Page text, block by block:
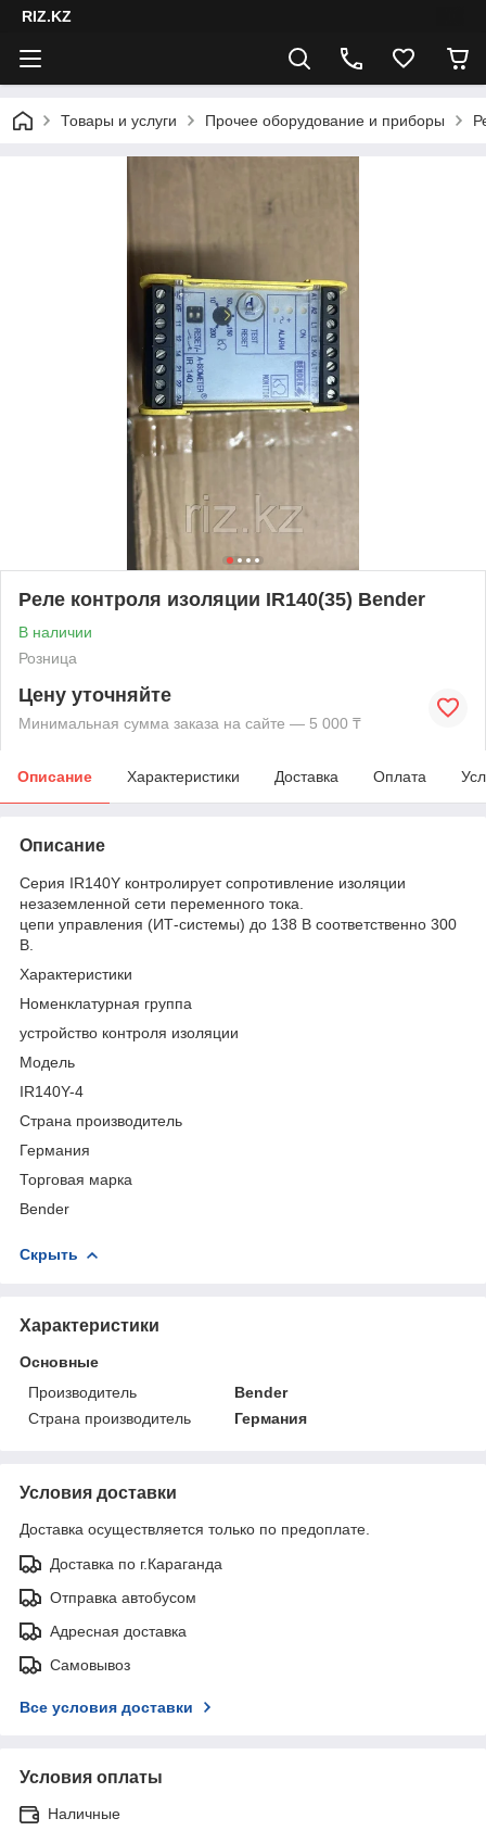
RIZ.KZ
Товары и услуги Прочее оборудование и приборы
Реле контроля изоляции IR140(35) Bender
В наличии
Розница
Цену уточняйте
Минимальная сумма заказа на сайте — 5 000 ₸
Описание Характеристики Доставка Оплата
Описание
Серия IR140Y контролирует сопротивление изоляции
незаземленной сети переменного тока.
цепи управления (ИТ-системы) до 138 В соответственно 300
В.
Характеристики
Номенклатурная группа
устройство контроля изоляции
Модель
IR140Y-4
Страна производитель
Германия
Торговая марка
Bender
Скрыть
Характеристики
Основные
Производитель
Bender
Страна производитель
Германия
Условия доставки
Доставка осуществляется только по предоплате.
Доставка по г.Караганда
Отправка автобусом
Адресная доставка
Самовывоз
Все условия доставки
Условия оплаты
Наличные